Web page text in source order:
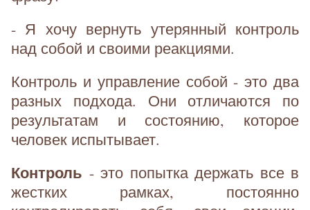
- Я хочу вернуть утерянный контроль
над собой и своими реакциями.
Контроль и управление собой - это два
разных подхода. Они отличаются по
результатам и состоянию, которое
человек испытывает.
Контроль - это попытка держать все в
жестких рамках, постоянно